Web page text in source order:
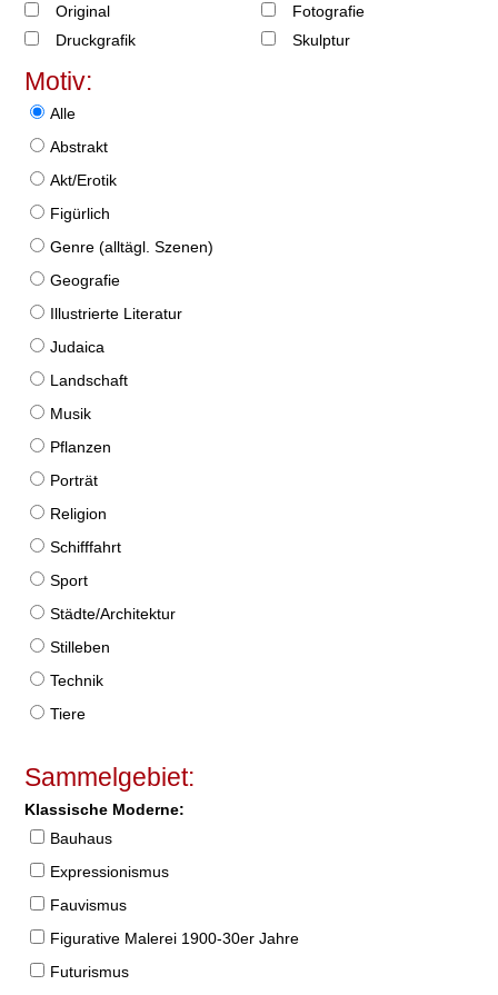
Original
Druckgrafik
Fotografie
Skulptur
Motiv:
Alle
Abstrakt
Akt/Erotik
Figürlich
Genre (alltägl. Szenen)
Geografie
Illustrierte Literatur
Judaica
Landschaft
Musik
Pflanzen
Porträt
Religion
Schifffahrt
Sport
Städte/Architektur
Stilleben
Technik
Tiere
Sammelgebiet:
Klassische Moderne:
Bauhaus
Expressionismus
Fauvismus
Figurative Malerei 1900-30er Jahre
Futurismus